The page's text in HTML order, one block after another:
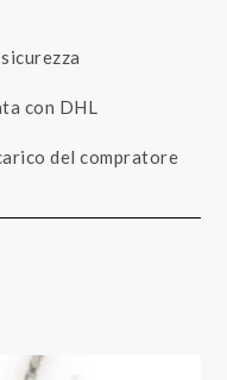
con DHL
del compratore